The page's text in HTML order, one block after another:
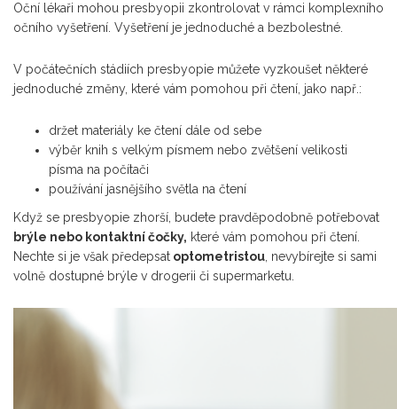
Oční lékaři mohou presbyopii zkontrolovat v rámci komplexního
očního vyšetření. Vyšetření je jednoduché a bezbolestné.
V počátečních stádiích presbyopie můžete vyzkoušet některé
jednoduché změny, které vám pomohou při čtení, jako např.:
držet materiály ke čtení dále od sebe
výběr knih s velkým písmem nebo zvětšení velikosti
písma na počítači
používání jasnějšího světla na čtení
Když se presbyopie zhorší, budete pravděpodobně potřebovat
brýle nebo kontaktní čočky, které vám pomohou při čtení.
Nechte si je však předepsat optometristou , nevybírejte si sami
volně dostupné brýle v drogerii či supermarketu.